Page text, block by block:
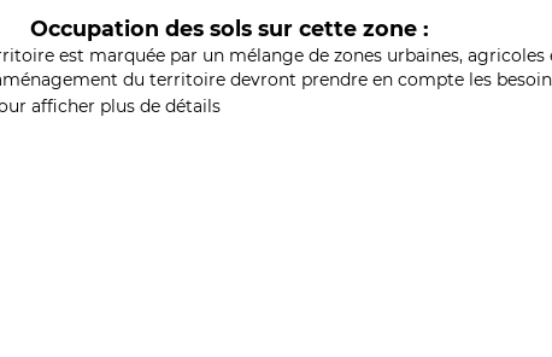
Occupation des sols sur cette zone :
est marquée par un mélange de zones urbaines, agricoles
du territoire devront prendre en compte les
afficher plus de détails